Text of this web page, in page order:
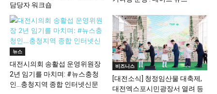
담당자 워크숍
뉴스
대전시의회 송활섭 운영위원장
2년 임기를 마치며: #뉴스충청
인…충청지역 종합 인터넷신문
비즈니스
[대전소식] 청정임산물 대축제,
대전엑스포시민광장서 열려 등